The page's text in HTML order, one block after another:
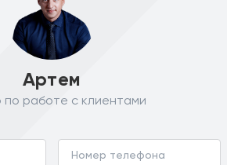
Артем
по работе с клиентами